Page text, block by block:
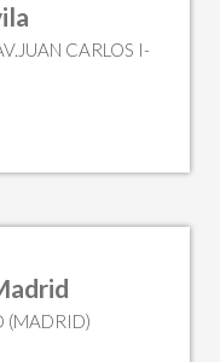
CARLOS I-
(MADRID)